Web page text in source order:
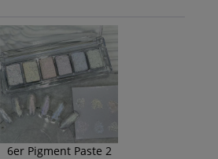
6er Pigment Paste 2